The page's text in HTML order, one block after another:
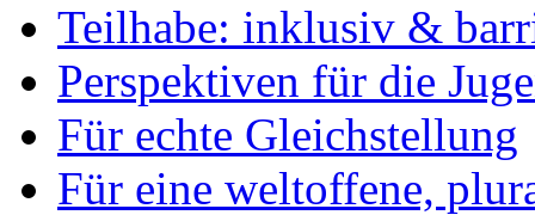
Teilhabe: inklusiv &
Perspektiven für die
Für echte Gleichstellung
Für eine weltoffene,